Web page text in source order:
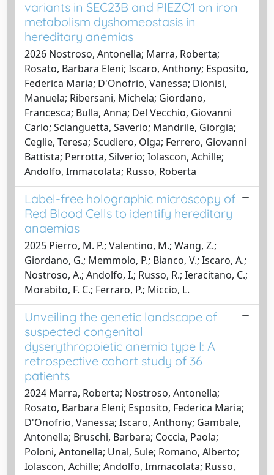
variants in SEC23B and PIEZO1 on iron
metabolism dyshomeostasis in
hereditary anemias
2026 Nostroso, Antonella; Marra, Roberta;
Rosato, Barbara Eleni; Iscaro, Anthony; Esposito,
Federica Maria; D'Onofrio, Vanessa; Dionisi,
Manuela; Ribersani, Michela; Giordano,
Francesca; Bulla, Anna; Del Vecchio, Giovanni
Carlo; Scianguetta, Saverio; Mandrile, Giorgia;
Ceglie, Teresa; Scudiero, Olga; Ferrero, Giovanni
Battista; Perrotta, Silverio; Iolascon, Achille;
Andolfo, Immacolata; Russo, Roberta
Label-free holographic microscopy of
Red Blood Cells to identify hereditary
anaemias
2025 Pierro, M. P.; Valentino, M.; Wang, Z.;
Giordano, G.; Memmolo, P.; Bianco, V.; Iscaro, A.;
Nostroso, A.; Andolfo, I.; Russo, R.; Ieracitano, C.;
Morabito, F. C.; Ferraro, P.; Miccio, L.
Unveiling the genetic landscape of
suspected congenital
dyserythropoietic anemia type I: A
retrospective cohort study of 36
patients
2024 Marra, Roberta; Nostroso, Antonella;
Rosato, Barbara Eleni; Esposito, Federica Maria;
D'Onofrio, Vanessa; Iscaro, Anthony; Gambale,
Antonella; Bruschi, Barbara; Coccia, Paola;
Poloni, Antonella; Unal, Sule; Romano, Alberto;
Iolascon, Achille; Andolfo, Immacolata; Russo,